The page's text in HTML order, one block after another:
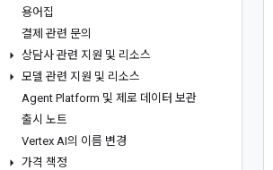
용어집
결제 관련 문의
상담사 관련 지원 및 리소스
모델 관련 지원 및 리소스
Agent Platform 및 제로 데이터 보관
출시 노트
Vertex AI의 이름 변경
가격 책정